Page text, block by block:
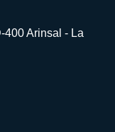
400 Arinsal - La